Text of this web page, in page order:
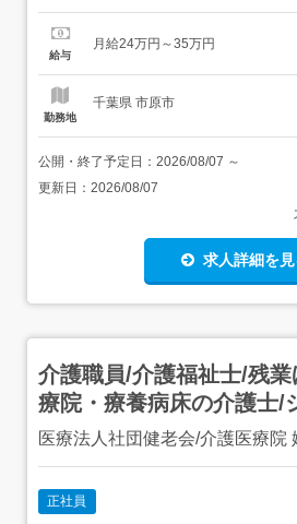
与・手当<給与>月給240,000〜
通費支給月額:20,000円介護職員手
給与
月給24万円～35万円
勤務地
千葉県 市原市
公開・終了予定日： 2026/08/07 ～
更新日： 2026/08/07
求人詳細を見
介護職員/介護福祉士/残
療院・療養病床の介護士/
医療法人社団健老会/介護医療院
正社員